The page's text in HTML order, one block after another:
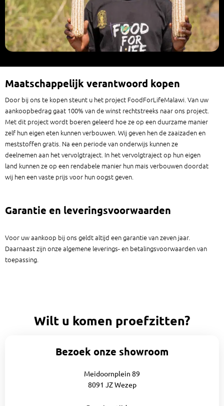
Maatschappelijk verantwoord kopen
Door bij ons te kopen steunt u het project FoodForLifeMalawi. Van uw
aankoopbedrag gaat 100% van de winst rechtstreeks naar ons project.
Met dit project wordt boeren geleerd hoe ze op een duurzame manier
zelf hun eigen eten kunnen verbouwen. Wij geven hen de zaaizaden en
meststoffen gratis. Na een periode van onderwijs kunnen ze
deelnemen aan het vervolgtraject. In het vervolgtraject op hun eigen
land kunnen ze op een rendabele manier hun mais verbouwen doordat
wij hen een vaste prijs voor hun oogst geven.
Garantie en leveringsvoorwaarden
Voor uw aankoop bij ons geldt altijd een garantie van zeven jaar.
Daarnaast zijn onze algemene leverings- en betalingsvoorwaarden van
toepassing.
Wilt u komen proefzitten?
Bezoek onze showroom
Meidoornplein 89
8091 JZ Wezep